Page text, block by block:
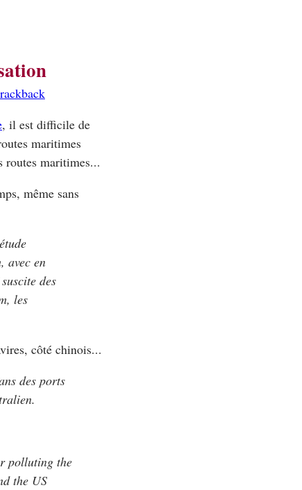
, il est difficile de
maritimes
routes maritimes...
même sans
avec en
des
les
côté chinois...
des ports
polluting the
the US